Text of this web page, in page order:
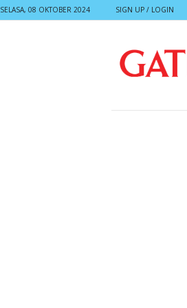
SELASA, 08 OKTOBER 2024 SIGN UP / LOGIN